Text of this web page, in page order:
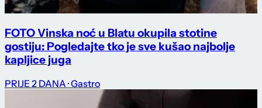
FOTO Vinska noć u Blatu okupila stotine
gostiju: Pogledajte tko je sve kušao najbolje
kapljice juga
PRIJE 2 DANA · Gastro